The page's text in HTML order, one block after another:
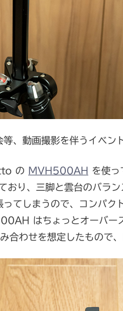
、動画撮影を伴うイベン
の MVH500AH
を使っ
おり、三脚と雲台のバラ
ってしまうので、コンパ
はちょっとオーバー
合わせを想定したもので